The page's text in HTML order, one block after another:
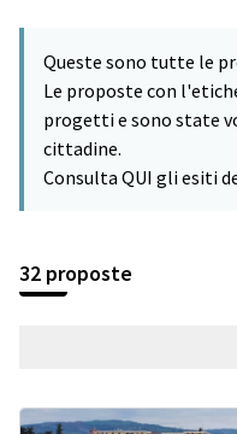
Queste sono tutte le
Le proposte con
progetti e sono state
cittadine.
Consulta QUI gli esiti
32 proposte